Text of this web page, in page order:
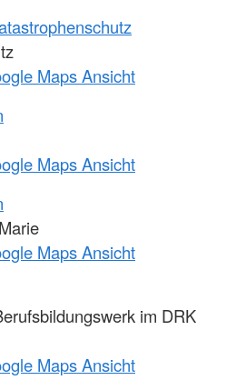
Maps Ansicht
Maps Ansicht
Maps Ansicht
im DRK
Maps Ansicht